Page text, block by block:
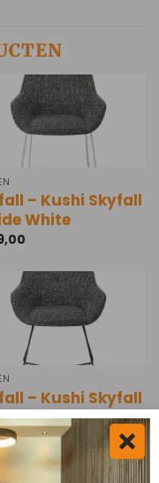
– Kushi Skyfall
White
– Kushi Skyfall
Black